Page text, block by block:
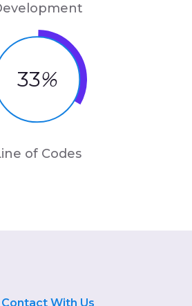
33%
of Codes
Contact With Us